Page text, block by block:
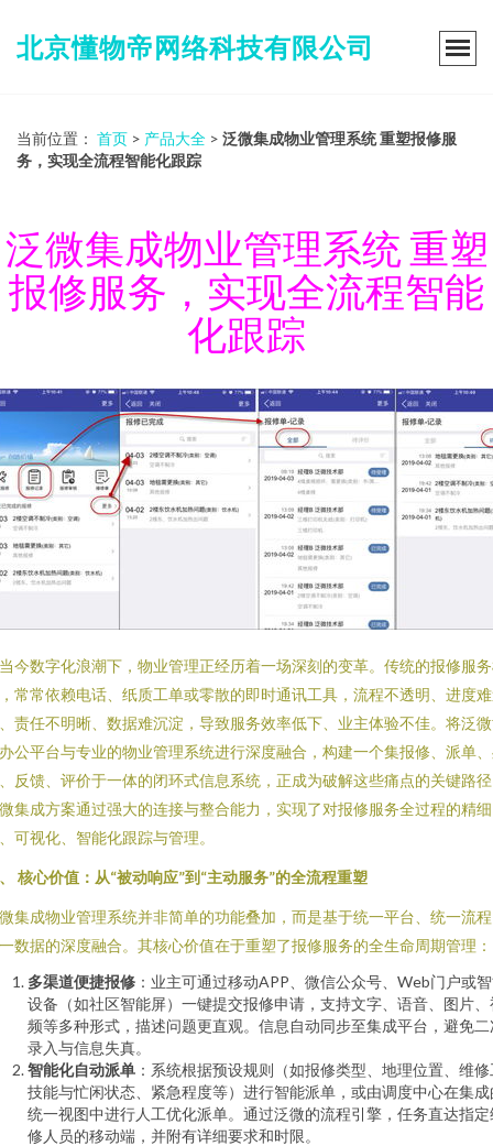
北京懂物帝网络科技有限公司
当前位置： 首页 > 产品大全 > 泛微集成物业管理系统 重塑报修服
务，实现全流程智能化跟踪
泛微集成物业管理系统 重塑
报修服务，实现全流程智能
化跟踪
今数字化浪潮下，物业管理正经历着一场深刻的变革。传统的报修服
常常依赖电话、纸质工单或零散的即时通讯工具，流程不透明、进度
责任不明晰、数据难沉淀，导致服务效率低下、业主体验不佳。将泛
公平台与专业的物业管理系统进行深度融合，构建一个集报修、派单
反馈、评价于一体的闭环式信息系统，正成为破解这些痛点的关键路
集成方案通过强大的连接与整合能力，实现了对报修服务全过程的精细
可视化、智能化跟踪与管理。
核心价值：从“被动响应”到“主动服务”的全流程重塑
集成物业管理系统并非简单的功能叠加，而是基于统一平台、统一流
数据的深度融合。其核心价值在于重塑了报修服务的全生命周期管理：
多渠道便捷报修 ：业主可通过移动APP、微信公众号、Web门户或
设备（如社区智能屏）一键提交报修申请，支持文字、语音、图片、
频等多种形式，描述问题更直观。信息自动同步至集成平台，避免二
录入与信息失真。
智能化自动派单 ：系统根据预设规则（如报修类型、地理位置、维修
技能与忙闲状态、紧急程度等）进行智能派单，或由调度中心在集成
统一视图中进行人工优化派单。通过泛微的流程引擎，任务直达指定
修人员的移动端，并附有详细要求和时限。